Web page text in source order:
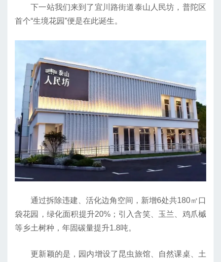
下一站我们来到了宜川路街道泰山人民坊，普陀区
首个“生境花园”便是在此诞生。
通过拆除违建、活化边角空间，新增6处共180㎡口
袋花园，绿化面积提升20%；引入含笑、玉兰、鸡爪槭
等乡土树种，年固碳量提升1.8吨。
更新颖的是，园内增设了昆虫旅馆、自然课桌、土